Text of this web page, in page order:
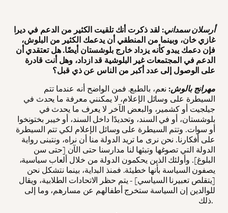
أرسلان سمداني: لقد ذكرت أنك تلقيت الكثير من الدعم في ديرا
غازي خان، وبينما من المنطقي أن يدعمك الكثير من البلوش،
فإن دعمك يبدو كأنه يزداد خارج بلوشستان أيضًا. هل تعتقدي أن
الدعم في المجتمعات غير البلوشية قد ازداد، وهل أنت قادرة
على الوصول إلى عدد أكبر من الناس عن ذي قبل؟
مهرانج بالوش:نعم، بالطبع. فمن الواضح أنه عندما تتم
السيطرة على وسائل الإعلام، لا يمكنني معرفة ما يحدث في
جيلجيت أو كشمير، والبعض الآخر لا يعرف ما يحدث في
بلوشستان، أو في السند، وتحديدًا داخل السند، أو خيبر بختونخوا
أو سوات. وتتم السيطرة على وسائل الإعلام لكي تتم السيطرة
على أفكارنا. نحن نرى ما تريد الدولة منا أن نراه، ونتبنى رواية
الدولة التي تصوغها وتبثها لنا مدارسنا حتى الآن [حتى سن
البلوغ]. وأولئك الذين يحكمون الدولة من خلال ألعاب سياسية،
يصفون السياسة بأنها خطيئة. فمنذ البداية، بينما نتشكل نحن
[يتقلص تعبيرنا السياسي] - يتم حظر الاتحادات الطلابية، ويقال
للوالدين إن السياسة ستخرج أطفالهم عن مسارهم، وما إلى
ذلك.